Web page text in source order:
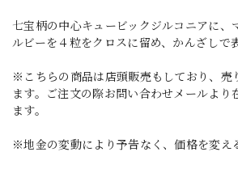
七宝柄の中心キュービックジルコニアに、
ルビーを４粒をクロスに留め、かんざしで
※こちらの商品は店頭販売もしており、売
ます。ご注文の際お問い合わせメールより
ます。
※地金の変動により予告なく、価格を変え